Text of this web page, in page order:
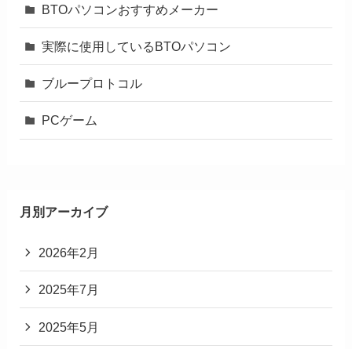
BTOパソコンおすすめメーカー
実際に使用しているBTOパソコン
ブループロトコル
PCゲーム
月別アーカイブ
2026年2月
2025年7月
2025年5月